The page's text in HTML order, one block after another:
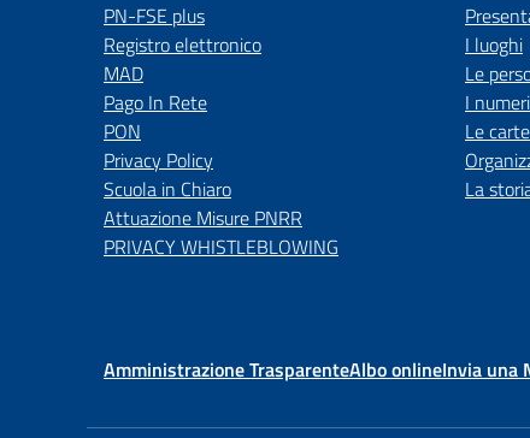
PN-FSE plus
Registro elettronico
MAD
Pago In Rete
PON
Privacy Policy
Scuola in Chiaro
Attuazione Misure PNRR
PRIVACY WHISTLEBLOWING
I luoghi
Le
I
Le
La
Amministrazione TrasparenteAlbo onlineInvia una